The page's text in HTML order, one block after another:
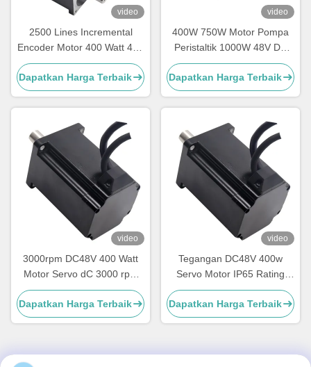
video
2500 Lines Incremental
Encoder Motor 400 Watt 48V
DC Servo Motor Untuk
Pompa Peristaltik
Dapatkan Harga Terbaik
video
400W 750W Motor Pompa
Peristaltik 1000W 48V DC
Motor Listrik
Dapatkan Harga Terbaik
video
3000rpm DC48V 400 Watt
Motor Servo dC 3000 rpm
Pompa Peristaltik Cair Dosis
Kimia
Dapatkan Harga Terbaik
video
Tegangan DC48V 400w
Servo Motor IP65 Rating
untuk Mesin dan Peralatan
Industri
Dapatkan Harga Terbaik